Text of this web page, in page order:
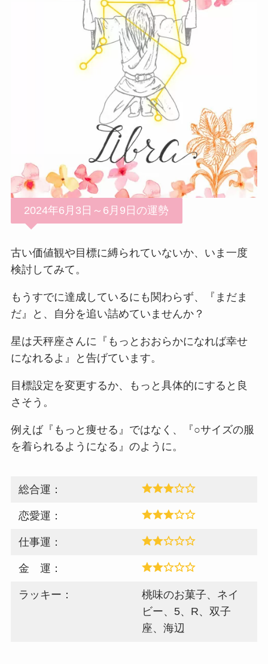
2024年6月3日～6月9日の運勢
古い価値観や目標に縛られていないか、いま一度
検討してみて。
もうすでに達成しているにも関わらず、『まだま
だ』と、自分を追い詰めていませんか？
星は天秤座さんに『もっとおおらかになれば幸せ
になれるよ』と告げています。
目標設定を変更するか、もっと具体的にすると良
さそう。
例えば『もっと痩せる』ではなく、『○サイズの服
を着られるようになる』のように。
総合運：
恋愛運：
仕事運：
金 運：
ラッキー：
桃味のお菓子、ネイ
ビー、5、R、双子
座、海辺